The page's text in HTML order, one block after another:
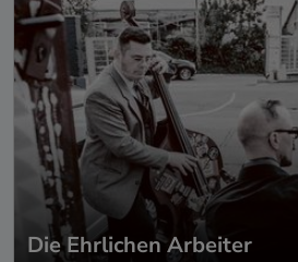
Die Ehrlichen Arbeiter